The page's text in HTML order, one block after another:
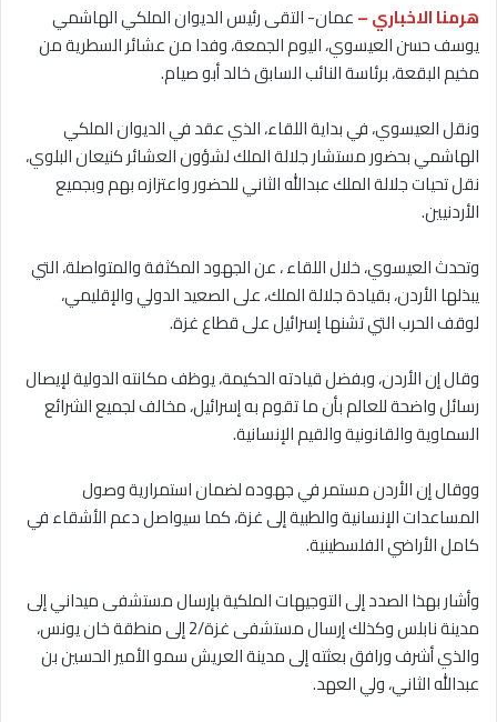
هرمنا الاخباري –عمان- التقى رئيس الديوان الملكي الهاشمي
يوسف حسن العيسوي، اليوم الجمعة، وفدا من عشائر السطرية من
مخيم البقعة، برئاسة النائب السابق خالد أبو صيام.
ونقل العيسوي، في بداية اللقاء، الذي عقد في الديوان الملكي
الهاشمي بحضور مستشار جلالة الملك لشؤون العشائر كنيعان البلوي،
نقل تحيات جلالة الملك عبدالله الثاني للحضور واعتزازه بهم وبجميع
الأردنيين.
وتحدث العيسوي، خلال اللقاء ، عن الجهود المكثفة والمتواصلة، التي
يبذلها الأردن، بقيادة جلالة الملك، على الصعيد الدولي والإقليمي،
لوقف الحرب التي تشنها إسرائيل على قطاع غزة.
وقال إن الأردن، وبفضل قيادته الحكيمة، يوظف مكانته الدولية لإيصال
رسائل واضحة للعالم بأن ما تقوم به إسرائيل، مخالف لجميع الشرائع
السماوية والقانونية والقيم الإنسانية.
ووقال إن الأردن مستمر في جهوده لضمان استمرارية وصول
المساعدات الإنسانية والطبية إلى غزة، كما سيواصل دعم الأشقاء في
كامل الأراضي الفلسطينية.
وأشار بهذا الصدد إلى التوجيهات الملكية بإرسال مستشفى ميداني إلى
مدينة نابلس وكذلك إرسال مستشفى غزة/2 إلى منطقة خان يونس،
والذي أشرف ورافق بعثته إلى مدينة العريش سمو الأمير الحسين بن
عبدالله الثاني، ولي العهد.